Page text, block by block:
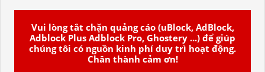
Vui lòng tắt chặn quảng cáo (uBlock, AdBlock,
Adblock Plus Adblock Pro, Ghostery ...) để giúp
chúng tôi có nguồn kinh phí duy trì hoạt động.
Chân thành cảm ơn!